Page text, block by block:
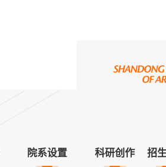
院系设置 科研创作 招